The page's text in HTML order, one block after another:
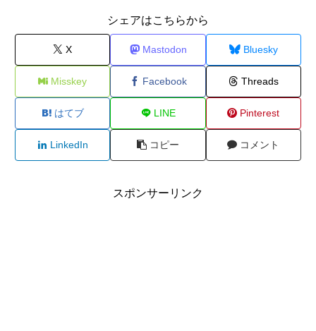
シェアはこちらから
X Mastodon Bluesky
Misskey Facebook Threads
はてブ LINE Pinterest
LinkedIn コピー コメント
スポンサーリンク